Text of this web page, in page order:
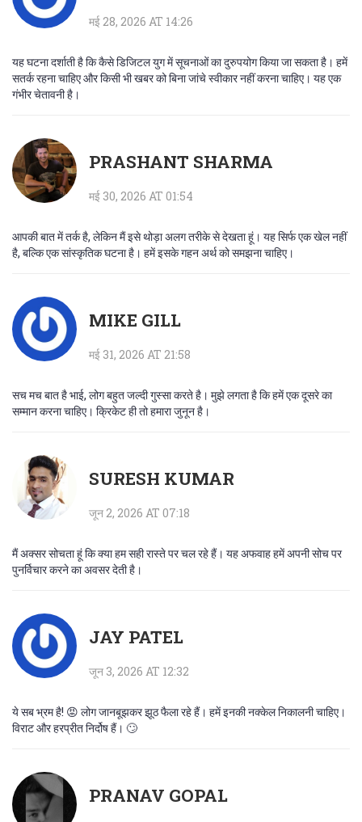
मई 28, 2026 AT 14:26
यह घटना दर्शाती है कि कैसे डिजिटल युग में सूचनाओं का दुरुपयोग किया जा सकता है। हमें
सतर्क रहना चाहिए और किसी भी खबर को बिना जांचे स्वीकार नहीं करना चाहिए। यह एक
गंभीर चेतावनी है।
PRASHANT SHARMA
मई 30, 2026 AT 01:54
आपकी बात में तर्क है, लेकिन मैं इसे थोड़ा अलग तरीके से देखता हूं। यह सिर्फ एक खेल नहीं
है, बल्कि एक सांस्कृतिक घटना है। हमें इसके गहन अर्थ को समझना चाहिए।
MIKE GILL
मई 31, 2026 AT 21:58
सच मच बात है भाई, लोग बहुत जल्दी गुस्सा करते है। मुझे लगता है कि हमें एक दूसरे का
सम्मान करना चाहिए। क्रिकेट ही तो हमारा जुनून है।
SURESH KUMAR
जून 2, 2026 AT 07:18
मैं अक्सर सोचता हूं कि क्या हम सही रास्ते पर चल रहे हैं। यह अफवाह हमें अपनी सोच पर
पुनर्विचार करने का अवसर देती है।
JAY PATEL
जून 3, 2026 AT 12:32
ये सब भ्रम है! 😡 लोग जानबूझकर झूठ फैला रहे हैं। हमें इनकी नक्केल निकालनी चाहिए।
विराट और हरप्रीत निर्दोष हैं। 🙄
PRANAV GOPAL